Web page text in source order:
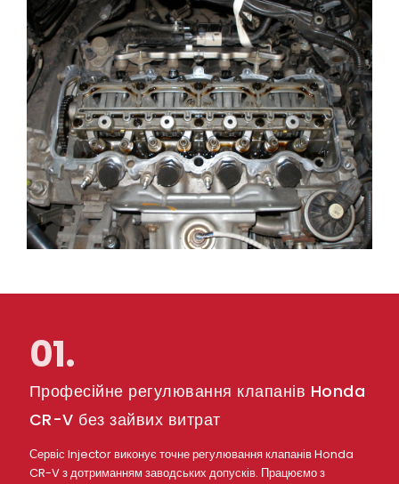
01.
Професійне регулювання клапанів Honda
CR-V без зайвих витрат
Сервіс Injector виконує точне регулювання клапанів Honda
CR-V з дотриманням заводських допусків. Працюємо з